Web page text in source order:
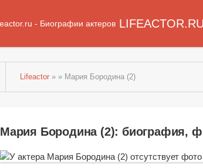
LIFEACTOR.RU
Lifeactor » » Мария Бородина (2)
Мария Бородина (2): биография,